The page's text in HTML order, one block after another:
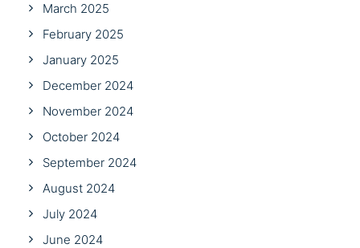
March 2025
February 2025
January 2025
December 2024
November 2024
October 2024
September 2024
August 2024
July 2024
June 2024